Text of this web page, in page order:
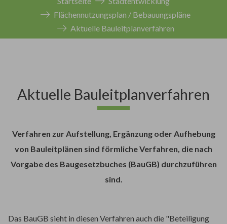
Flächennutzungsplan / Bebauungspläne
Aktuelle Bauleitplanverfahren
Aktuelle Bauleitplanverfahren
Verfahren zur Aufstellung, Ergänzung oder Aufhebung
von Bauleitplänen sind förmliche Verfahren, die nach
Vorgabe des Baugesetzbuches (BauGB) durchzuführen
sind.
Das BauGB sieht in diesen Verfahren auch die "Beteiligung